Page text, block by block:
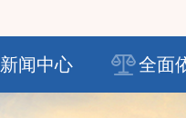
新闻中心 全面